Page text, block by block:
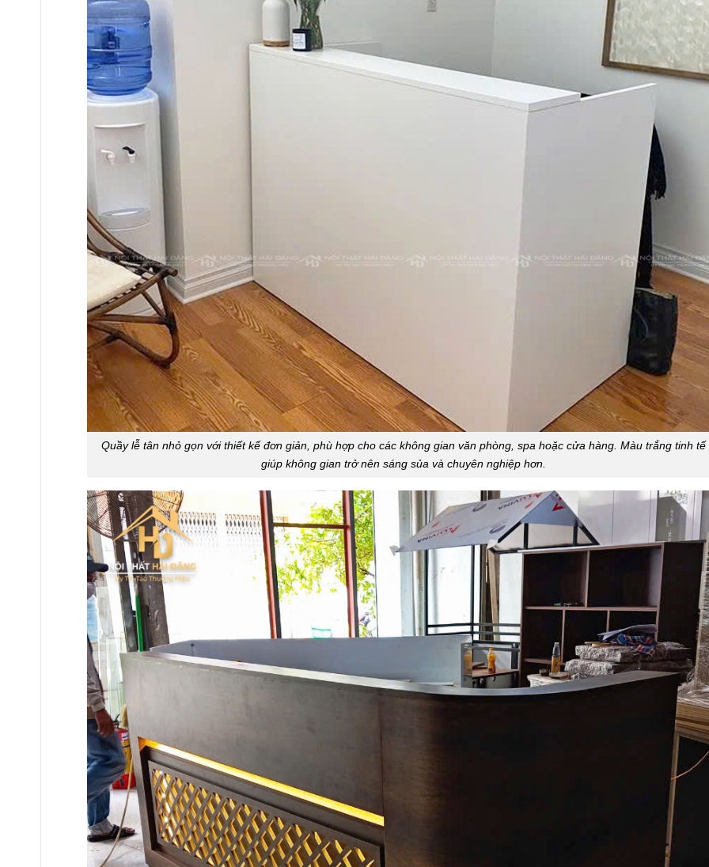
Quầy lễ tân nhỏ gọn với thiết kế đơn giản, phù hợp cho các không gian văn phòng, spa hoặc cửa hàng. Màu trắng tinh tế
giúp không gian trở nên sáng sủa và chuyên nghiệp hơn.